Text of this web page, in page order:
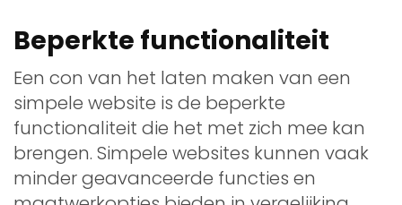
Beperkte functionaliteit
Een con van het laten maken van een
simpele website is de beperkte
functionaliteit die het met zich mee kan
brengen. Simpele websites kunnen vaak
minder geavanceerde functies en